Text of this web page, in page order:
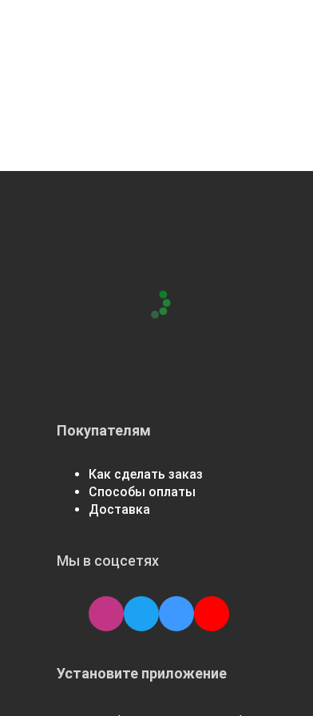
Покупателям
Как сделать заказ
Способы оплаты
Доставка
Мы в соцсетях
Установите приложение